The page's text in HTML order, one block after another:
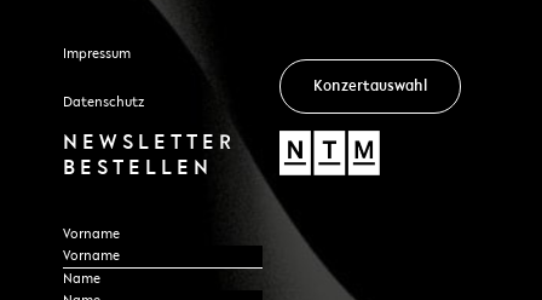
Impressum
Datenschutz
Konzertauswahl
NEWSLETTER
BESTELLEN
Section
Vorname
Name